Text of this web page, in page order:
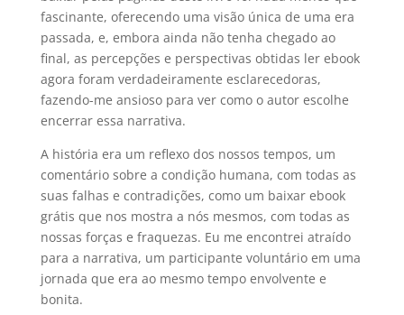
fascinante, oferecendo uma visão única de uma era
passada, e, embora ainda não tenha chegado ao
final, as percepções e perspectivas obtidas ler ebook
agora foram verdadeiramente esclarecedoras,
fazendo-me ansioso para ver como o autor escolhe
encerrar essa narrativa.
A história era um reflexo dos nossos tempos, um
comentário sobre a condição humana, com todas as
suas falhas e contradições, como um baixar ebook
grátis que nos mostra a nós mesmos, com todas as
nossas forças e fraquezas. Eu me encontrei atraído
para a narrativa, um participante voluntário em uma
jornada que era ao mesmo tempo envolvente e
bonita.